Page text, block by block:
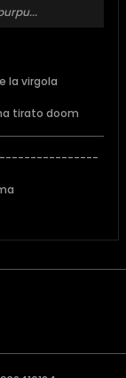
la virgola
tirato doom